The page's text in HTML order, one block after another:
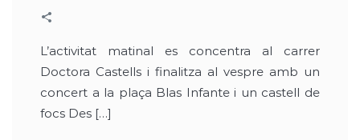
L’activitat matinal es concentra al carrer
Doctora Castells i finalitza al vespre amb un
concert a la plaça Blas Infante i un castell de
focs Des […]